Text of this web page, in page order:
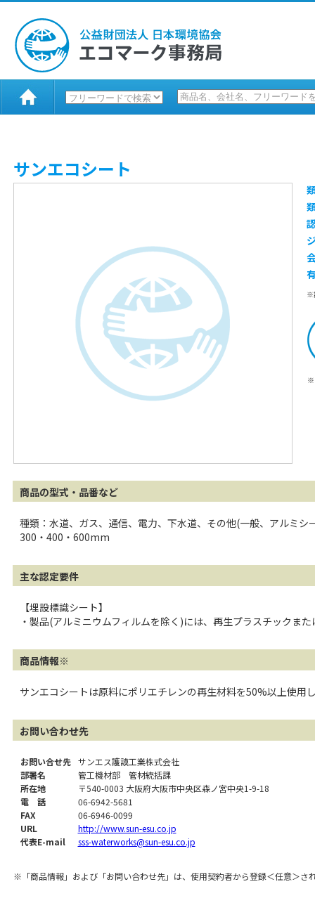
サンエコシート
※
※
商品の型式・品番など
種類：水道、ガス、通信、電力、下水道、その他(一般、アルミ
300・400・600mm
主な認定要件
【埋設標識シート】
・製品(アルミニウムフィルムを除く)には、再生プラスチックま
商品情報※
サンエコシートは原料にポリエチレンの再生材料を50%以上使用
お問い合わせ先
お問い合せ先
サンエス護謨工業株式会社
部署名
管工機材部 管材統括課
所在地
〒540-0003 大阪府大阪市中央区森ノ宮中央1-9-18
電 話
06-6942-5681
FAX
06-6946-0099
URL
http://www.sun-esu.co.jp
代表E-mail
sss-waterworks@sun-esu.co.jp
※「商品情報」および「お問い合わせ先」は、使用契約者から登録＜任意＞さ